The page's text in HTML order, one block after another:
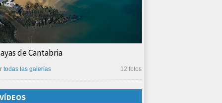
de Cantabria
12 fotos
todas las galerías
VÍDEOS